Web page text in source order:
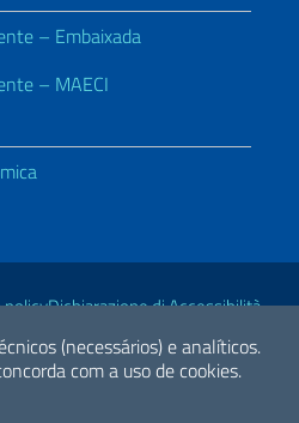
(necessários) e analíticos.
com a uso de cookies.
– Embaixada
– MAECI
Dichiarazione di Accessibilità